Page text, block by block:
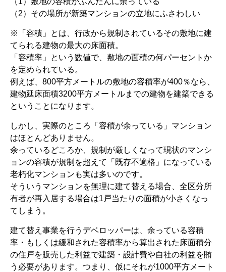
（2）その場所が新築マンションの立地にふさわしい
※「容積」とは、行政から規制されているその敷地に建
てられる建物の最大の床面積。
「容積率」という数値で、敷地の面積の何パーセントか
を定められている。
例えば、800平方メートルの敷地の容積率が400％なら、
建物延床面積3200平方メートルまでの建物を建築できる
ということになります。
しかし、実際のところ「容積が余っている」マンション
はほとんどありません。
余っているどころか、規制が厳しくなって現状のマンシ
ョンの容積が規制を超えて「既存不適格」になっている
老朽化マンションも実は多いのです。
そういうマンションを無理に建て替える場合、全区分所
有者が再入居する場合は1戸当たりの面積が小さくなっ
てしまう。
建て替え事業を行うデベロッパーは、余っている容積
率・もしくは緩和された容積率から算出された床面積分
の住戸を販売した利益で建築・設計費や自社の利益を賄
う必要があります。つまり、仮にそれが1000平方メート